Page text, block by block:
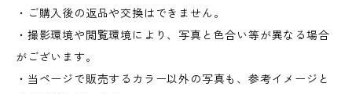
・ご購入後の返品や交換はできません。
・撮影環境や閲覧環境により、写真と色合い等が異なる場合
がございます。
・当ページで販売するカラー以外の写真も、参考イメージと